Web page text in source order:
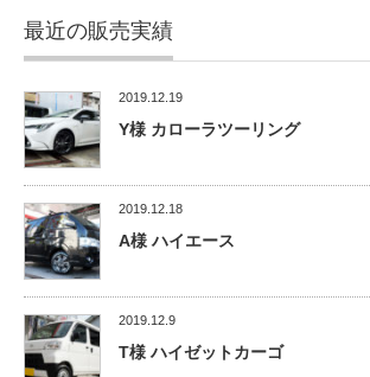
最近の販売実績
2019.12.19
Y様 カローラツーリング
2019.12.18
A様 ハイエース
2019.12.9
T様 ハイゼットカーゴ